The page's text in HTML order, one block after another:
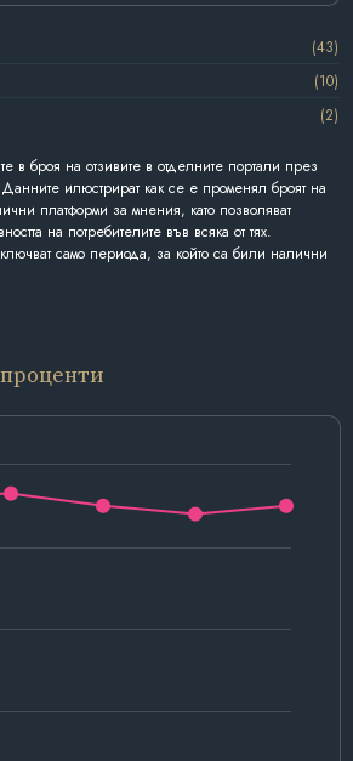
(43)
(10)
(2)
в броя на отзивите в отделните портали през
илюстрират как се е променял броят на
платформи за мнения, като позволяват
на потребителите във всяка от тях.
само периода, за който са били налични